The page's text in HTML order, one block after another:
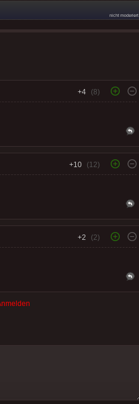
nicht moderiert
+4 (8)
+10 (12)
+2 (2)